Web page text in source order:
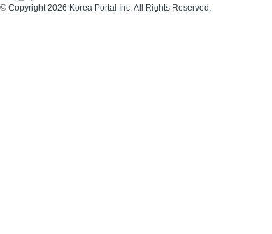
© Copyright 2026 Korea Portal Inc. All Rights Reserved.